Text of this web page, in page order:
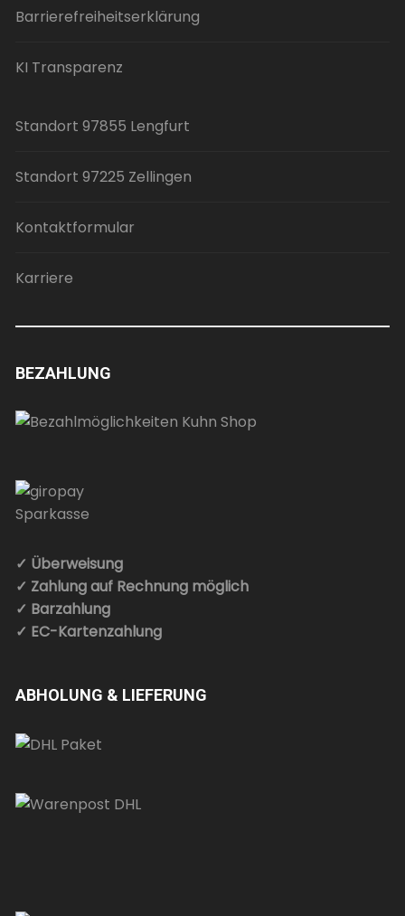
Barrierefreiheitserklärung
KI Transparenz
Standort 97855 Lengfurt
Standort 97225 Zellingen
Kontaktformular
Karriere
BEZAHLUNG
✓ Überweisung
✓ Zahlung auf Rechnung möglich
✓ Barzahlung
✓ EC-Kartenzahlung
ABHOLUNG & LIEFERUNG